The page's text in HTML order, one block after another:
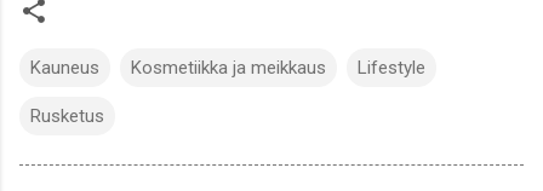
Kauneus Kosmetiikka ja meikkaus Lifestyle
Rusketus